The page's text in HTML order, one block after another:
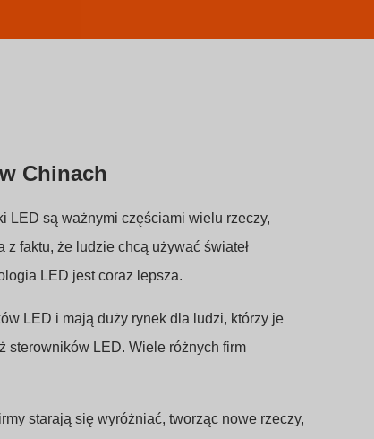
Chinach
LED są ważnymi częściami wielu rzeczy,
faktu, że ludzie chcą używać świateł
LED jest coraz lepsza.
LED i mają duży rynek dla ludzi, którzy je
sterowników LED. Wiele różnych firm
starają się wyróżniać, tworząc nowe rzeczy,